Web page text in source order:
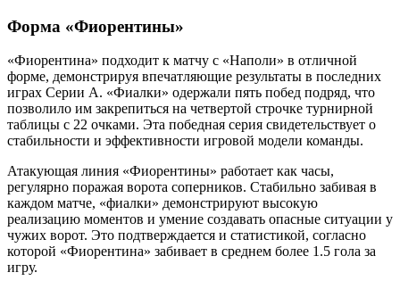
Форма «Фиорентины»
«Фиорентина» подходит к матчу с «Наполи» в отличной
форме, демонстрируя впечатляющие результаты в последних
играх Серии А. «Фиалки» одержали пять побед подряд, что
позволило им закрепиться на четвертой строчке турнирной
таблицы с 22 очками. Эта победная серия свидетельствует о
стабильности и эффективности игровой модели команды.
Атакующая линия «Фиорентины» работает как часы,
регулярно поражая ворота соперников. Стабильно забивая в
каждом матче, «фиалки» демонстрируют высокую
реализацию моментов и умение создавать опасные ситуации у
чужих ворот. Это подтверждается и статистикой, согласно
которой «Фиорентина» забивает в среднем более 1.5 гола за
игру.